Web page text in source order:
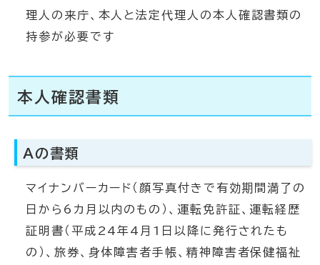
理人の来庁、本人と法定代理人の本人確認書類の
持参が必要です
本人確認書類
Aの書類
マイナンバーカード（顔写真付きで有効期間満了の
日から6カ月以内のもの）、運転免許証、運転経歴
証明書（平成24年4月1日以降に発行されたも
の）、旅券、身体障害者手帳、精神障害者保健福祉